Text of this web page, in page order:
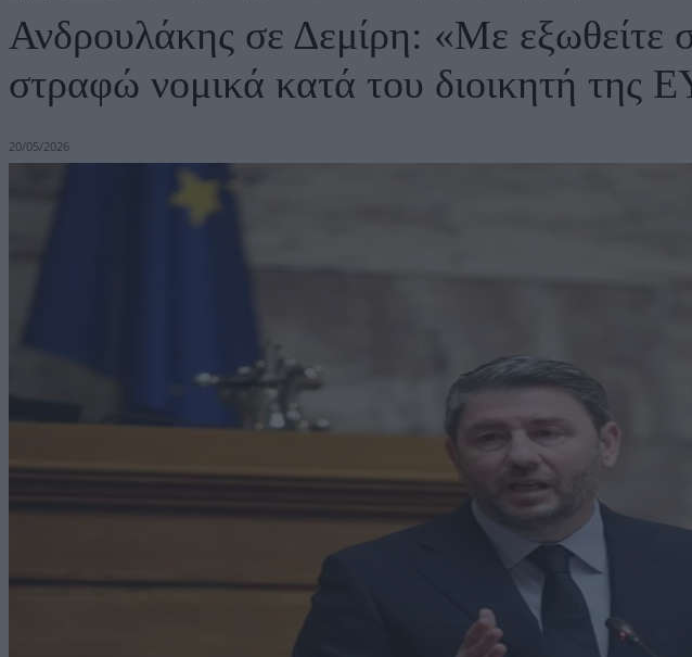
Ανδρουλάκης σε Δεμίρη: «Με εξωθείτε
στραφώ νομικά κατά του διοικητή της
20/05/2026